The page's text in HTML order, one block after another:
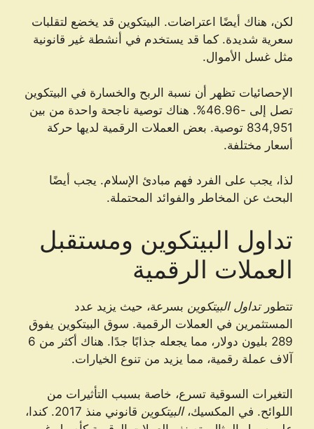
لكن، هناك أيضًا اعتراضات. البيتكوين قد يخضع لتقلبات
سعرية شديدة. كما قد يستخدم في أنشطة غير قانونية
مثل غسل الأموال.
الإحصائيات تظهر أن نسبة الربح والخسارة في البيتكوين
تصل إلى -46.96%. هناك توصية ناجحة واحدة من بين
834,951 توصية. بعض العملات الرقمية لديها حركة
أسعار مختلفة.
لذا، يجب على الفرد فهم مبادئ الإسلام. يجب أيضًا
البحث عن المخاطر والفوائد المحتملة.
تداول البيتكوين ومستقبل
العملات الرقمية
تتطورتداول البيتكوين بسرعة، حيث يزيد عدد
المستثمرين في العملات الرقمية. سوق البيتكوين يفوق
289 بليون دولار، مما يجعله جذابًا جدًا. هناك أكثر من 6
آلاف عملة رقمية، مما يزيد من تنوع الخيارات.
التغيرات السوقية تسرع، خاصة بسبب التأثيرات من
اللوائح. في المكسيك،البيتكوين
قانوني منذ 2017. كندا،